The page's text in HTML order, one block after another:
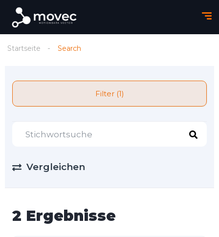
Startseite Search
Filter (1)
Vergleichen
2 Ergebnisse